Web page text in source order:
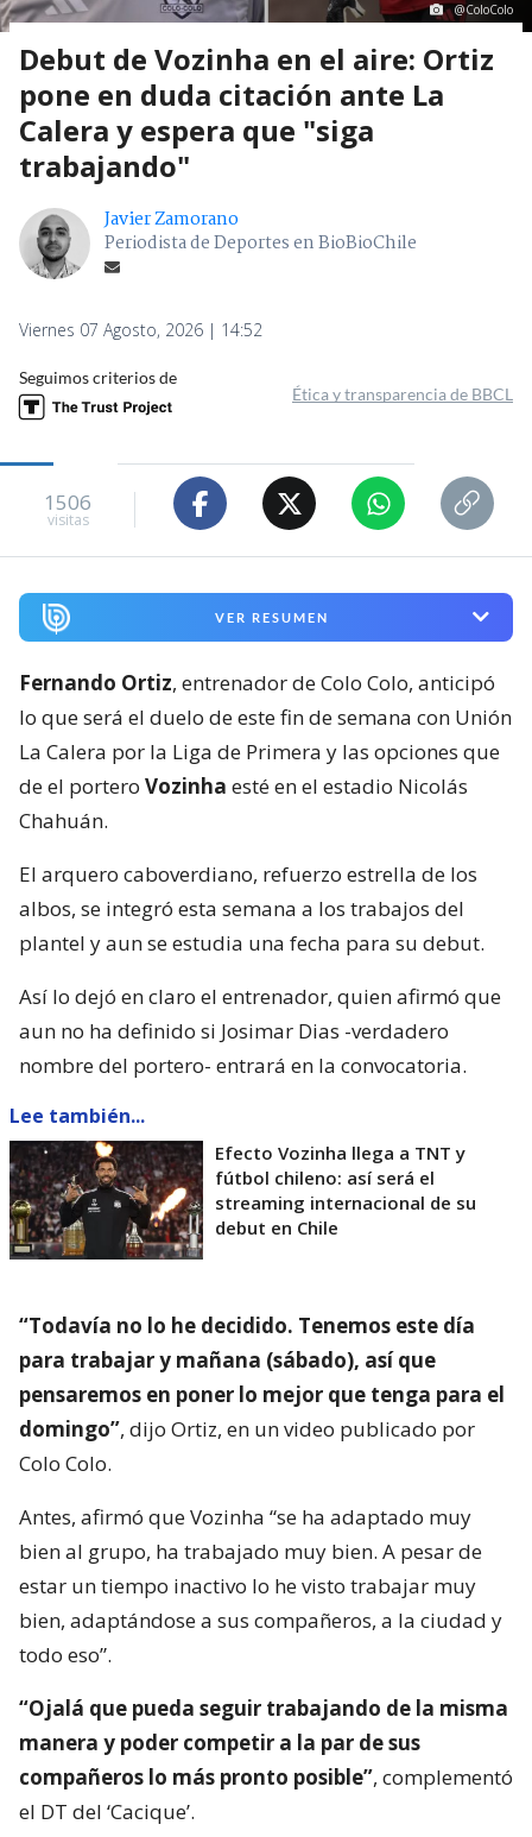
@ColoColo
Debut de Vozinha en el aire: Ortiz
pone en duda citación ante La
Calera y espera que "siga
trabajando"
Javier Zamorano
Periodista de Deportes en BioBioChile
Viernes 07 Agosto, 2026 | 14:52
Seguimos criterios de
Ética y transparencia de BBCL
1506
visitas
VER RESUMEN
Fernando Ortiz, entrenador de Colo Colo, anticipó
lo que será el duelo de este fin de semana con Unión
La Calera por la Liga de Primera y las opciones que
de el portero Vozinha esté en el estadio Nicolás
Chahuán.
El arquero caboverdiano, refuerzo estrella de los
albos, se integró esta semana a los trabajos del
plantel y aun se estudia una fecha para su debut.
Así lo dejó en claro el entrenador, quien afirmó que
aun no ha definido si Josimar Dias -verdadero
nombre del portero- entrará en la convocatoria.
Lee también...
Efecto Vozinha llega a TNT y
fútbol chileno: así será el
streaming internacional de su
debut en Chile
“Todavía no lo he decidido. Tenemos este día
para trabajar y mañana (sábado), así que
pensaremos en poner lo mejor que tenga para el
domingo”, dijo Ortiz, en un video publicado por
Colo Colo.
Antes, afirmó que Vozinha “se ha adaptado muy
bien al grupo, ha trabajado muy bien. A pesar de
estar un tiempo inactivo lo he visto trabajar muy
bien, adaptándose a sus compañeros, a la ciudad y
todo eso”.
“Ojalá que pueda seguir trabajando de la misma
manera y poder competir a la par de sus
compañeros lo más pronto posible”, complementó
el DT del ‘Cacique’.